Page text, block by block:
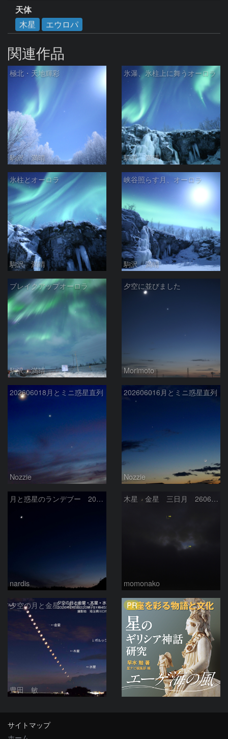
天体
木星
エウロパ
関連作品
極北・天地輝彩
駒沢 満晴
氷瀑、氷柱上に舞うオーロラ
駒沢 満晴
氷柱とオーロラ
駒沢 満晴
峡谷照らす月、オーロラ
駒沢 満晴
ブレイクアップオーロラ
駒沢 満晴
夕空に並びました
Morimoto
202606018月とミニ惑星直列
Nozzie
202606016月とミニ惑星直列
Nozzie
月と惑星のランデブー 2026/06/19
nardis
木星 金星 三日月 260618
momonako
夕空の月と金星・木星・水星の接近 2026/6/18
豊田 敏
PR
サイトマップ